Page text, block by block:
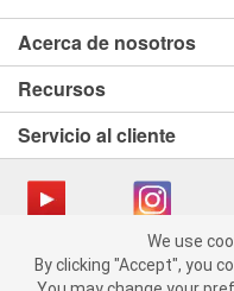
We use cookies on our
to the
Acerca de nosotros
Recursos
Servicio al cliente
Copyright © 2008-2026
catalog_main
We use
By clicking "Accept", you